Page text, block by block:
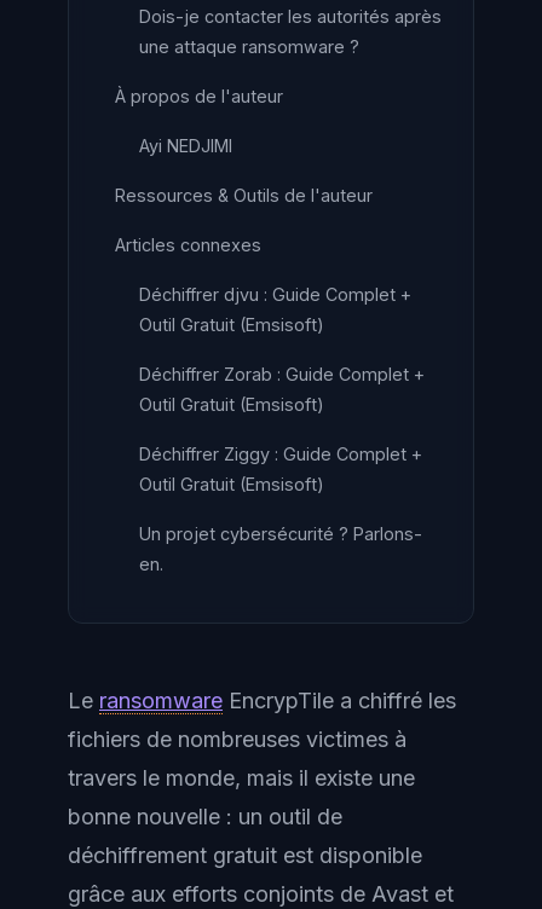
Dois-je contacter les autorités après
une attaque ransomware ?
À propos de l'auteur
Ayi NEDJIMI
Ressources & Outils de l'auteur
Articles connexes
Déchiffrer djvu : Guide Complet +
Outil Gratuit (Emsisoft)
Déchiffrer Zorab : Guide Complet +
Outil Gratuit (Emsisoft)
Déchiffrer Ziggy : Guide Complet +
Outil Gratuit (Emsisoft)
Un projet cybersécurité ? Parlons-
en.
Le ransomware EncrypTile a chiffré les
fichiers de nombreuses victimes à
travers le monde, mais il existe une
bonne nouvelle : un outil de
déchiffrement gratuit est disponible
grâce aux efforts conjoints de Avast et